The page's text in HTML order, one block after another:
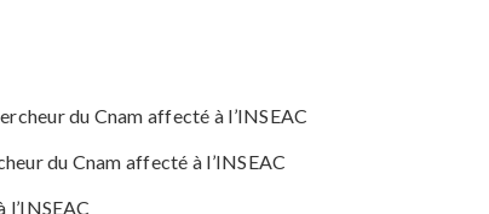
du Cnam affecté à l’INSEAC
du Cnam affecté à l’INSEAC